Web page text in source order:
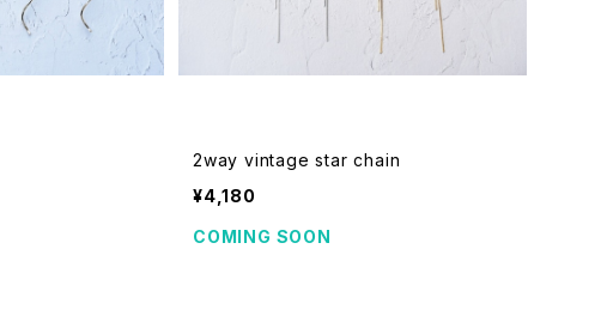
2way vintage star chain
¥4,180
COMING SOON